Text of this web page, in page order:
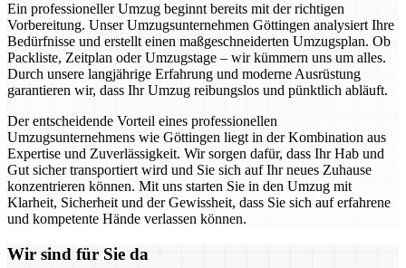
Ein professioneller Umzug beginnt bereits mit der richtigen
Vorbereitung. Unser Umzugsunternehmen Göttingen analysiert Ihre
Bedürfnisse und erstellt einen maßgeschneiderten Umzugsplan. Ob
Packliste, Zeitplan oder Umzugstage – wir kümmern uns um alles.
Durch unsere langjährige Erfahrung und moderne Ausrüstung
garantieren wir, dass Ihr Umzug reibungslos und pünktlich abläuft.
Der entscheidende Vorteil eines professionellen
Umzugsunternehmens wie Göttingen liegt in der Kombination aus
Expertise und Zuverlässigkeit. Wir sorgen dafür, dass Ihr Hab und
Gut sicher transportiert wird und Sie sich auf Ihr neues Zuhause
konzentrieren können. Mit uns starten Sie in den Umzug mit
Klarheit, Sicherheit und der Gewissheit, dass Sie sich auf erfahrene
und kompetente Hände verlassen können.
Wir sind für Sie da